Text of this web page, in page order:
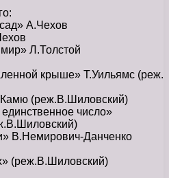
А.Чехов
Л.Толстой
крыше» Т.Уильямс (реж.
(реж.В.Шиловский)
число»
В.Немирович-Данченко
(реж.В.Шиловский)